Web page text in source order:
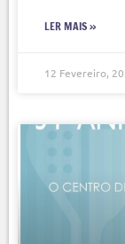
LER MAIS »
12 Fevereiro,